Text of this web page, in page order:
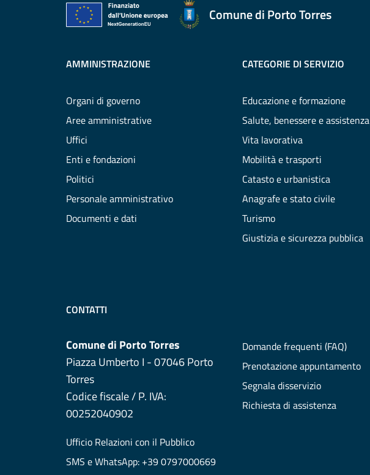
Comune di Porto Torres
AMMINISTRAZIONE
Organi di governo
Aree amministrative
Uffici
Enti e fondazioni
Politici
Personale amministrativo
Documenti e dati
CATEGORIE DI SERVIZIO
Educazione e formazione
Salute, benessere e assistenza
Vita lavorativa
Mobilità e trasporti
Catasto e urbanistica
Anagrafe e stato civile
Turismo
Giustizia e sicurezza pubblica
CONTATTI
Comune di Porto Torres
Piazza Umberto I - 07046 Porto
Torres
Codice fiscale / P. IVA:
00252040902
Ufficio Relazioni con il Pubblico
SMS e WhatsApp: +39 0797000669
Domande frequenti (FAQ)
Prenotazione appuntamento
Segnala disservizio
Richiesta di assistenza